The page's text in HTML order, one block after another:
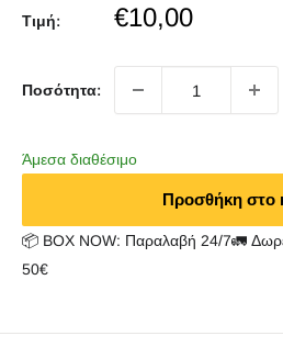
Τιμή:
Sale
€10,00
Ποσότητα:
Άμεσα διαθέσιμο
Προσθήκη στο
📦 BOX NOW: Παραλαβή 24/7🚛
50€